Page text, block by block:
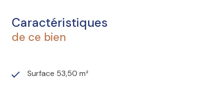
Caractéristiques
de ce bien
Surface 53,50 m²